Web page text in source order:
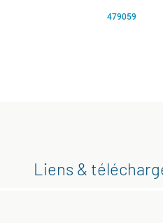
479059
Liens &